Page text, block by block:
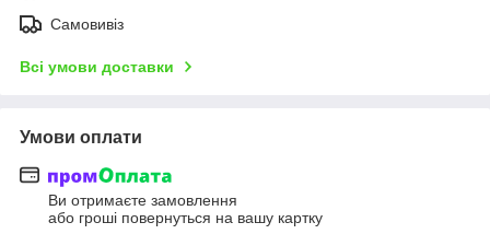
Самовивіз
Всі умови доставки
Умови оплати
Ви отримаєте замовлення
або гроші повернуться на вашу картку